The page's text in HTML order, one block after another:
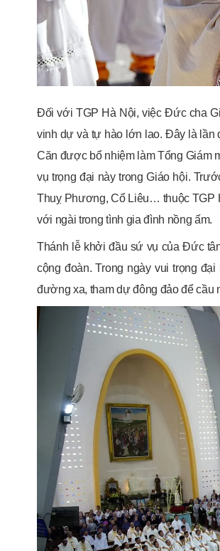
Đối với TGP Hà Nội, việc Đức cha
vinh dự và tự hào lớn lao. Đây là lần
Căn được bổ nhiệm làm Tổng Giám
vụ trọng đại này trong Giáo hội.
Thuỵ Phương, Cổ Liêu… thuộc TGP
với ngài trong tình gia đình nồng ấm.
Thánh lễ khởi đầu sứ vụ của Đức
cộng đoàn. Trong ngày vui trọng
đường xa, tham dự đông đảo để cầu